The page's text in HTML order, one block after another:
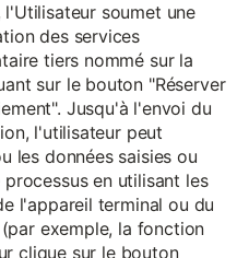
l'Utilisateur soumet une
des services
tiers nommé sur la
sur le bouton "Réserver
Jusqu'à l'envoi du
l'utilisateur peut
les données saisies ou
en utilisant les
l'appareil terminal ou du
exemple, la fonction
clique sur le bouton